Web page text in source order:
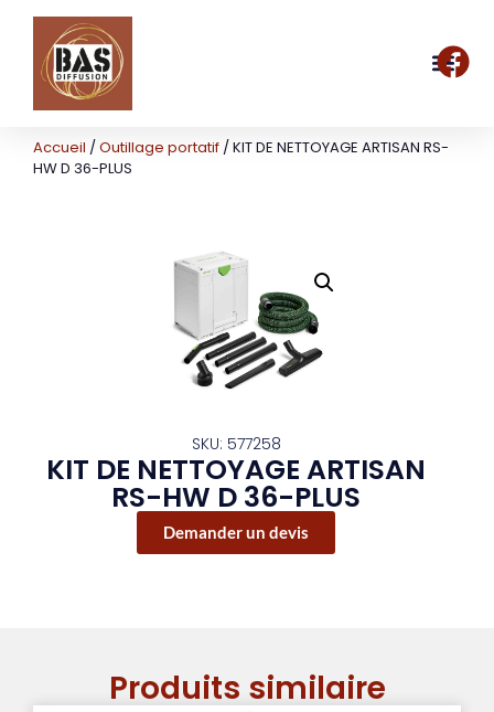
Accueil /Outillage portatif / KIT DE NETTOYAGE ARTISAN RS-
HW D 36-PLUS
SKU: 577258
KIT DE NETTOYAGE ARTISAN
RS-HW D 36-PLUS
Demander un devis
Produits similaire